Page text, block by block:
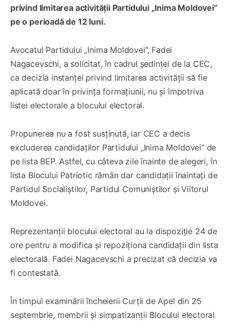
privind limitarea activității Partidului „Inima Moldovei”
pe o perioadă de 12 luni.
Avocatul Partidului „Inima Moldovei”, Fadei
Nagacevschi, a solicitat, în cadrul ședinței de la CEC,
ca decizia instanței privind limitarea activității să fie
aplicată doar în privința formațiunii, nu și împotriva
listei electorale a blocului electoral.
Propunerea nu a fost susținută, iar CEC a decis
excluderea candidaților Partidului „Inima Moldovei” de
pe lista BEP. Astfel, cu câteva zile înainte de alegeri, în
lista Blocului Patriotic rămân dar candidații înaintați de
Partidul Socialiștilor, Partidul Comuniștilor și Viitorul
Moldovei.
Reprezentanții blocului electoral au la dispoziție 24 de
ore pentru a modifica și repoziționa candidații din lista
electorală. Fadei Nagacevschi a precizat că decizia va
fi contestată.
În timpul examinării încheierii Curții de Apel din 25
septembrie, membrii și simpatizanții Blocului electoral